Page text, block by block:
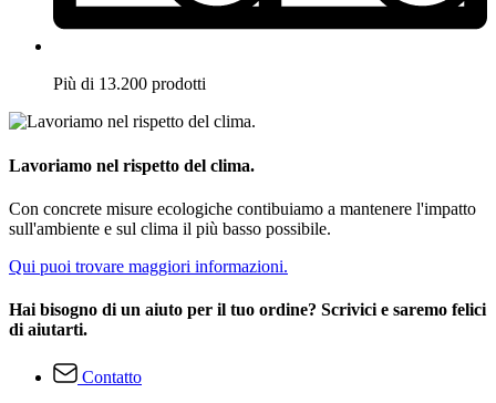
Più di 13.200 prodotti
Lavoriamo nel rispetto del clima.
Con concrete misure ecologiche contibuiamo a mantenere l'impatto
sull'ambiente e sul clima il più basso possibile.
Qui puoi trovare maggiori informazioni.
Hai bisogno di un aiuto per il tuo ordine? Scrivici e saremo felici
di aiutarti.
Contatto